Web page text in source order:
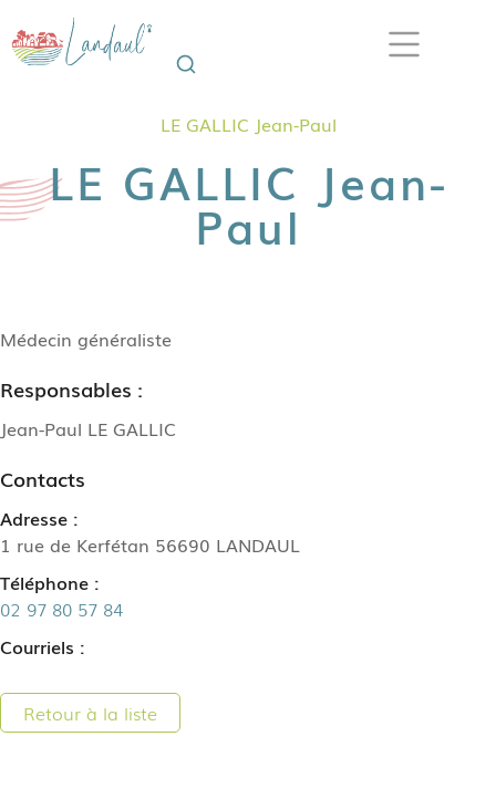
LE GALLIC Jean-Paul
LE GALLIC Jean-
Paul
Médecin généraliste
Responsables :
Jean-Paul LE GALLIC
Contacts
Adresse :
1 rue de Kerfétan 56690 LANDAUL
Téléphone :
02 97 80 57 84
Courriels :
Retour à la liste